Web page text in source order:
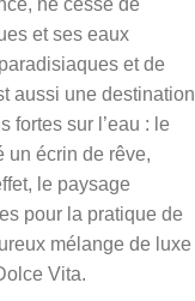
ne cesse de
et ses eaux
et de
aussi une destination
fortes sur l’eau : le
un écrin de rêve,
le paysage
pour la pratique de
mélange de luxe
Vita.